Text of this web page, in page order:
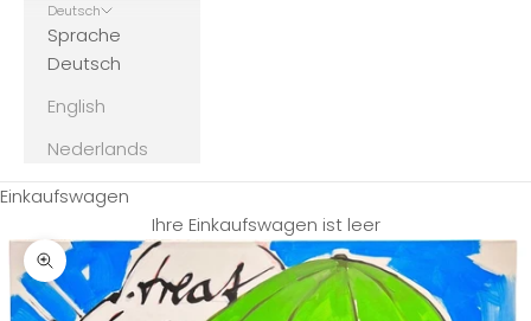
Deutsch
Sprache
Deutsch
English
Nederlands
Einkaufswagen
Ihre Einkaufswagen ist leer
Bild vergrößern